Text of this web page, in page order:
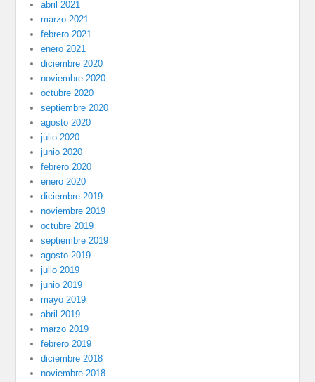
abril 2021
marzo 2021
febrero 2021
enero 2021
diciembre 2020
noviembre 2020
octubre 2020
septiembre 2020
agosto 2020
julio 2020
junio 2020
febrero 2020
enero 2020
diciembre 2019
noviembre 2019
octubre 2019
septiembre 2019
agosto 2019
julio 2019
junio 2019
mayo 2019
abril 2019
marzo 2019
febrero 2019
diciembre 2018
noviembre 2018